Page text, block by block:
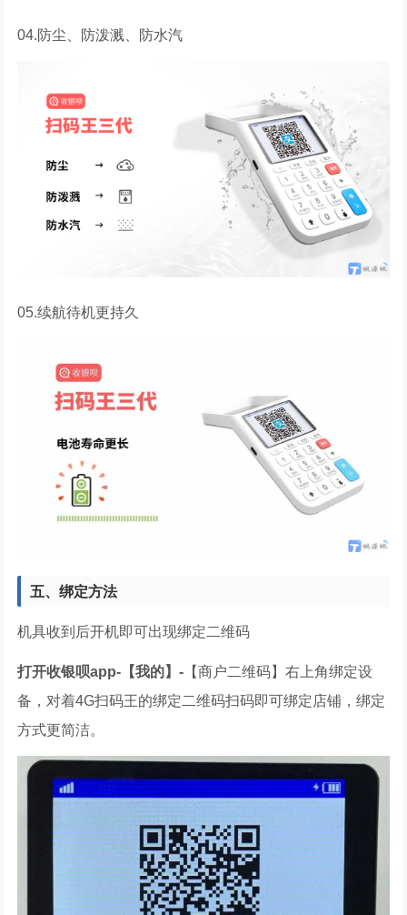
04.防尘、防泼溅、防水汽
05.续航待机更持久
五、绑定方法
机具收到后开机即可出现绑定二维码
打开收银呗app-【我的】- 【商户二维码】右上角绑定设
备，对着4G扫码王的绑定二维码扫码即可绑定店铺，绑定
方式更简洁。